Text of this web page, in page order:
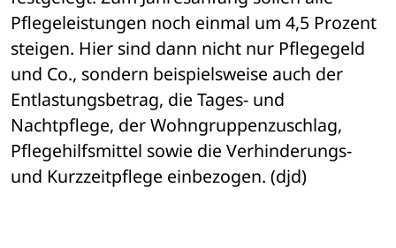
Pflegeleistungen noch einmal um 4,5 Prozent
steigen. Hier sind dann nicht nur Pflegegeld
und Co., sondern beispielsweise auch der
Entlastungsbetrag, die Tages- und
Nachtpflege, der Wohngruppenzuschlag,
Pflegehilfsmittel sowie die Verhinderungs-
und Kurzzeitpflege einbezogen. (djd)